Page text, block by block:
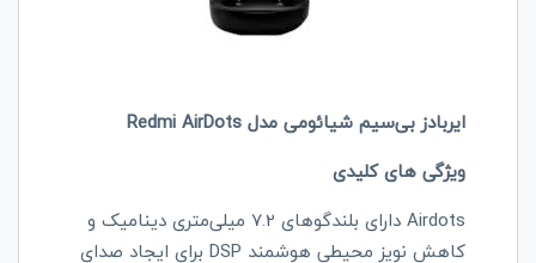
ایربادز بی‌سیم شیائومی مدلRedmi AirDots
ویژگی های کلیدی
Airdots
دارای بلندگوهای 7.2 میلی‌متری دینامیک و
کاهش نویز محیطی هوشمند DSPبرای ایجاد صدای